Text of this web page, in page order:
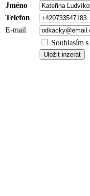
Jméno
Telefon
E-mail
Souhlasím s